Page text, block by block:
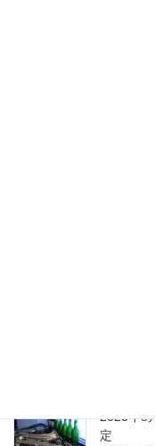
2023年8
定